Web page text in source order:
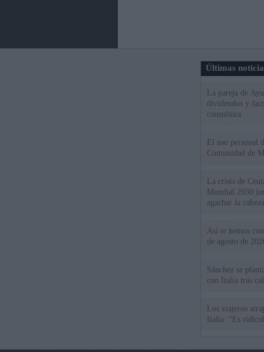
Últimas
La pareja de
dividendos y
consultora
El uso personal
Comunidad de
La crisis de
Mundial 2030
agachar la
Así te hemos
de agosto de
Sánchez se
con Italia tras
Los viajeros
Italia: “Es